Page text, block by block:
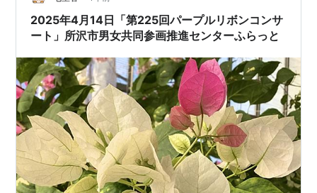
2025年4月14日「第225回パープルリボンコンサ
ート」所沢市男女共同参画推進センターふらっと